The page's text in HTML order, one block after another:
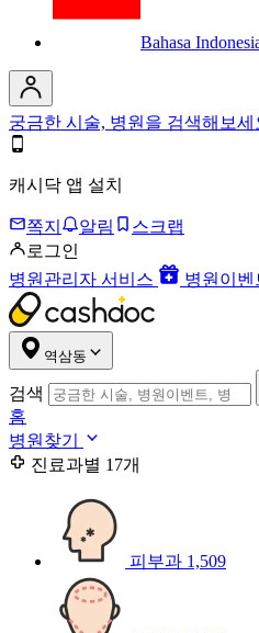
Bahasa
궁금한 시술, 병원을 검색해보세
캐시닥 앱 설치
쪽지 알림
스크랩
로그인
병원관리자 서비스
병원이벤
역삼동
검색
홈
병원찾기
진료과별 17개
피부과 1,509